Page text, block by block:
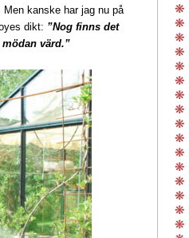
kanske har jag nu på
dikt: ”Nog finns det
värd.”